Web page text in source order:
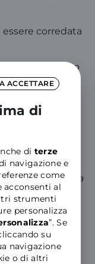
ACCETTARE
di
di terze
navigazione e
come
acconsenti al
strumenti
personalizza
”. Se
su
navigazione
o di altri
corredata
il proprio diritto
con copia del
o
tua qualifica di
eventuali altri
per richiedere la
anche solo
inclusa la